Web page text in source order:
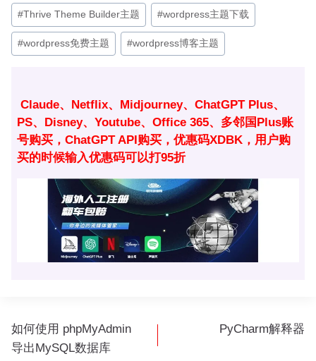
文
章
标
#Thrive Theme Builder主题 #wordpress主题下载
#wordpress免费主题 #wordpress博客主题
Claude、Netflix、Midjourney、ChatGPT Plus、
PS、Disney、Youtube、Office 365、多邻国Plus账
号购买，ChatGPT API购买，优惠码XDBK，用户购
买的时候输入优惠码可以打95折
文
章
如何使用 phpMyAdmin
导出MySQL数据库
PyCharm解释器